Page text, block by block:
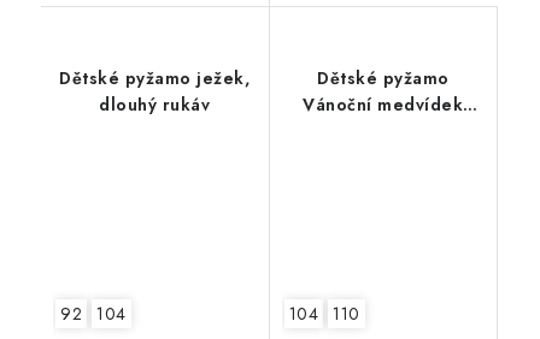
Dětské pyžamo ježek,
dlouhý rukáv
92 104
Dětské pyžamo
Vánoční medvídek
104 110